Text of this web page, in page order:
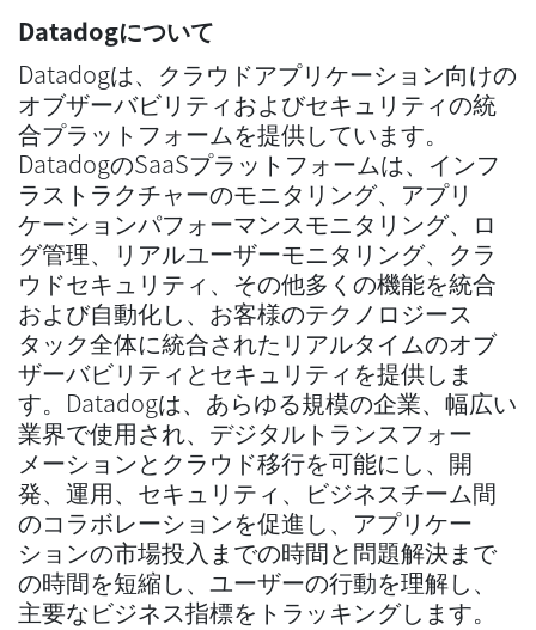
Datadogについて
Datadogは、クラウドアプリケーション向けの
オブザーバビリティおよびセキュリティの統
合プラットフォームを提供しています。
DatadogのSaaSプラットフォームは、インフ
ラストラクチャーのモニタリング、アプリ
ケーションパフォーマンスモニタリング、ロ
グ管理、リアルユーザーモニタリング、クラ
ウドセキュリティ、その他多くの機能を統合
および自動化し、お客様のテクノロジース
タック全体に統合されたリアルタイムのオブ
ザーバビリティとセキュリティを提供しま
す。Datadogは、あらゆる規模の企業、幅広い
業界で使用され、デジタルトランスフォー
メーションとクラウド移行を可能にし、開
発、運用、セキュリティ、ビジネスチーム間
のコラボレーションを促進し、アプリケー
ションの市場投入までの時間と問題解決まで
の時間を短縮し、ユーザーの行動を理解し、
主要なビジネス指標をトラッキングします。